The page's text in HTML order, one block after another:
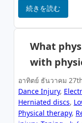
続きを読む
What
with
อาทิตย์ ธันวาคม
Dance Injury,
Herniated discs,
Physical therapy,